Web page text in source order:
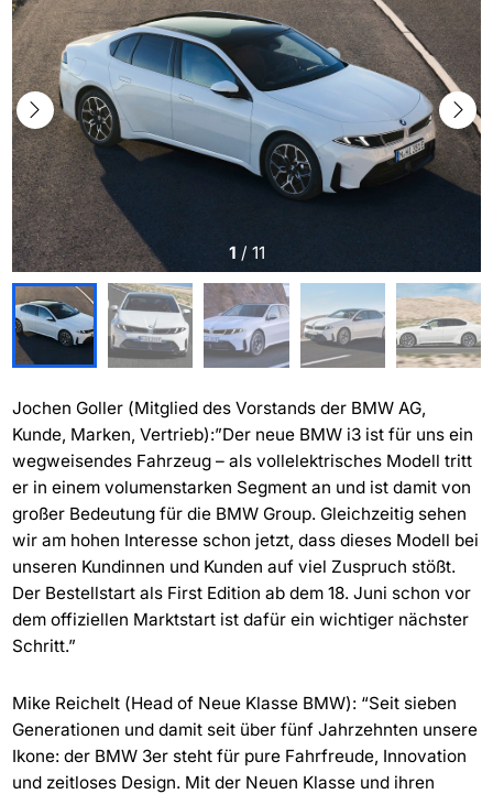
1 / 11
Jochen Goller (Mitglied des Vorstands der BMW AG,
Kunde, Marken, Vertrieb):”Der neue BMW i3 ist für uns ein
wegweisendes Fahrzeug – als vollelektrisches Modell tritt
er in einem volumenstarken Segment an und ist damit von
großer Bedeutung für die BMW Group. Gleichzeitig sehen
wir am hohen Interesse schon jetzt, dass dieses Modell bei
unseren Kundinnen und Kunden auf viel Zuspruch stößt.
Der Bestellstart als First Edition ab dem 18. Juni schon vor
dem offiziellen Marktstart ist dafür ein wichtiger nächster
Schritt.”
Mike Reichelt (Head of Neue Klasse BMW): “Seit sieben
Generationen und damit seit über fünf Jahrzehnten unsere
Ikone: der BMW 3er steht für pure Fahrfreude, Innovation
und zeitloses Design. Mit der Neuen Klasse und ihren